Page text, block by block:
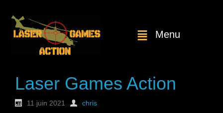
Menu
Laser Games Action
11 juin 2021 chris